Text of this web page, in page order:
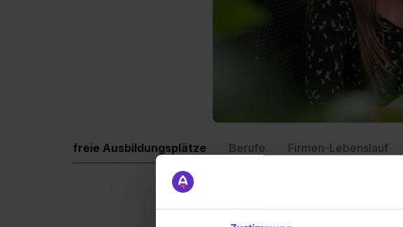
freie Ausbildungsplätze Berufe Firmen-Lebenslauf